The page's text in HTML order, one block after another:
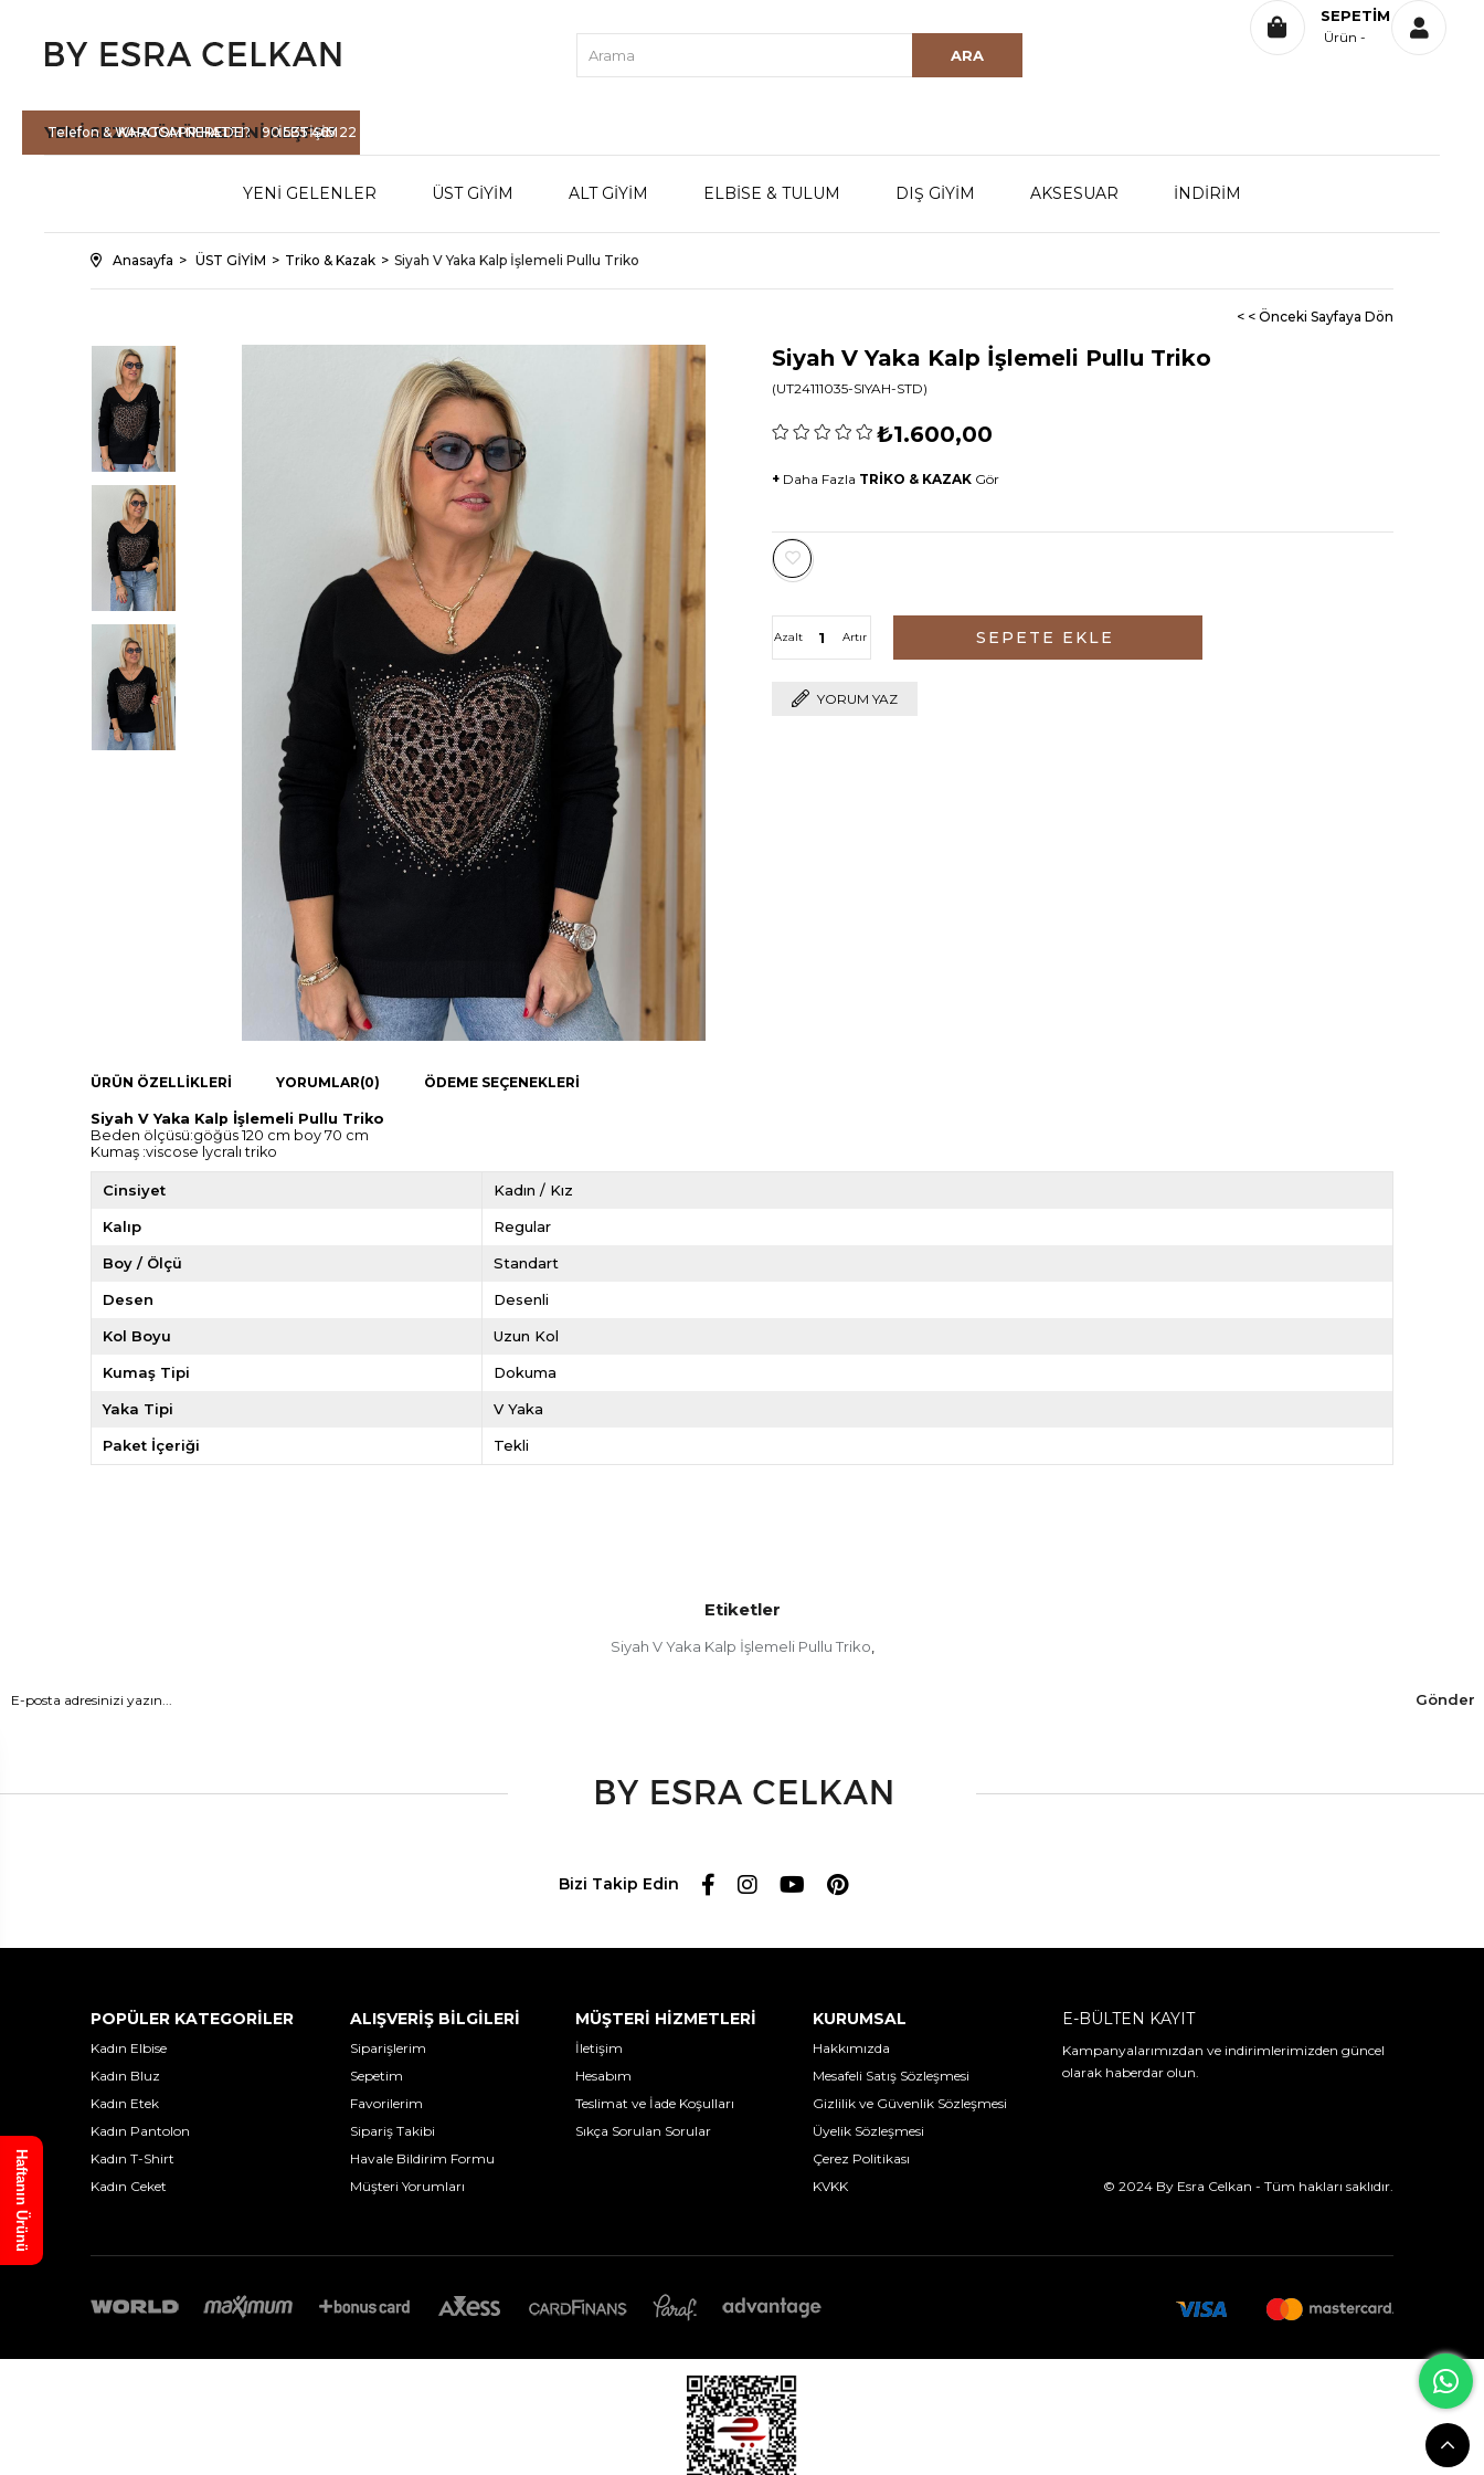
Telefon & WHATSAPP HATTI : 90 535 465 22
YENİ SEZONÜRÜNLERİNİ KEŞFET
KARGOM NEREDE? İLETİŞİM
SEPETIM
Ürün
YENİ GELENLER ÜST GİYİM ALT GİYİM ELBİSE & TULUM DIŞ GİYİM AKSESUAR İNDİRİM
Anasayfa ÜST GİYİM Triko & Kazak Siyah V Yaka Kalp İşlemeli Pullu Triko
< < Önceki Sayfaya Dön
Siyah V Yaka Kalp İşlemeli Pullu Triko
(UT24111035-SIYAH-STD)
₺1.600,00
+ Daha Fazla TRİKO & KAZAK Gör
Artır
Azalt
YORUM YAZ
ÜRÜN ÖZELLIKLERI YORUMLAR(0) ÖDEME SEÇENEKLERI
Siyah V Yaka Kalp İşlemeli Pullu Triko
Beden ölçüsü:göğüs 120 cm boy 70 cm
Kumaş :viscose lycralı triko
Cinsiyet Kadın / Kız
Kalıp Regular
Boy / Ölçü Standart
Desen Desenli
Kol Boyu Uzun Kol
Kumaş Tipi Dokuma
Yaka Tipi V Yaka
Paket İçeriği Tekli
Etiketler
Siyah V Yaka Kalp İşlemeli Pullu Triko,
Gönder
Bizi Takip Edin
POPÜLER KATEGORİLER
Kadın Elbise
Kadın Bluz
Kadın Etek
Kadın Pantolon
Kadın T-Shirt
Kadın Ceket
ALIŞVERİŞ BİLGİLERİ
Siparişlerim
Sepetim
Favorilerim
Sipariş Takibi
Havale Bildirim Formu
Müşteri Yorumları
MÜŞTERİ HİZMETLERİ
İletişim
Hesabım
Teslimat ve İade Koşulları
Sıkça Sorulan Sorular
KURUMSAL
Hakkımızda
Mesafeli Satış Sözleşmesi
Gizlilik ve Güvenlik Sözleşmesi
Üyelik Sözleşmesi
Çerez Politikası
KVKK
E-BÜLTEN KAYIT
Kampanyalarımızdan ve indirimlerimizden güncel
olarak haberdar olun.
© 2024 By Esra Celkan - Tüm hakları saklıdır.
Haftanın Ürünü